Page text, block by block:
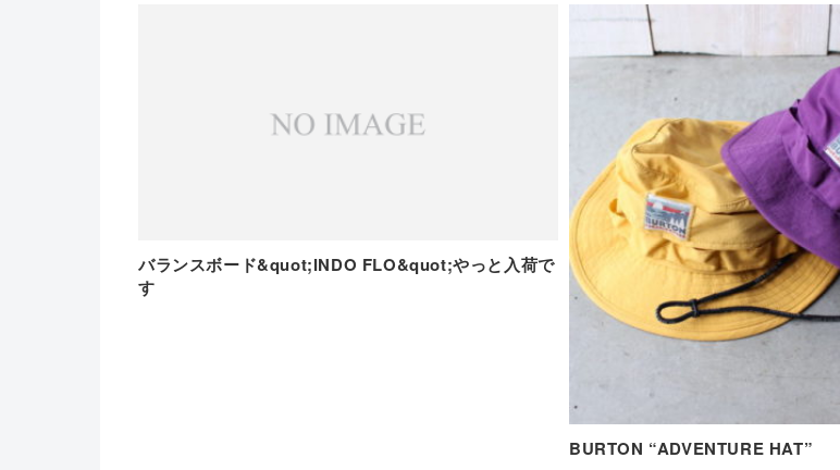
バランスボード&quot;INDO FLO&quot;やっと入荷で
す
BURTON “ADVENTURE HAT”